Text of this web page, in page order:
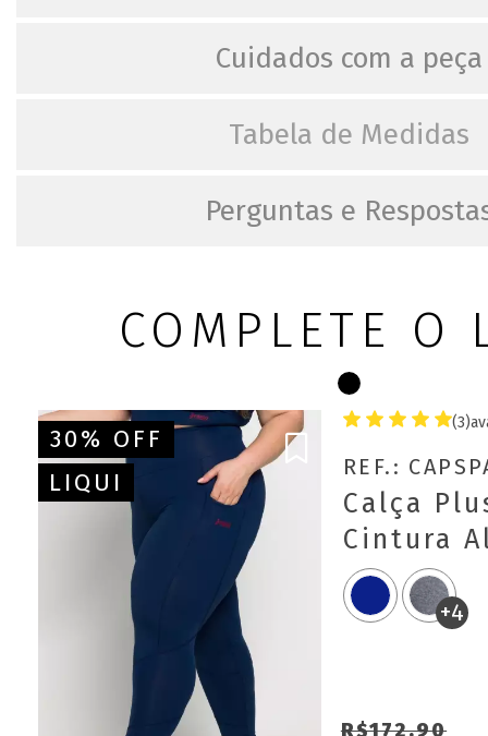
Cuidados com a peça
Tabela de Medidas
Perguntas e
COMPLETE O
30% OFF
LIQUI
(3)
REF.:
+4
Calça
Cintura
Bolsos
R$172,90